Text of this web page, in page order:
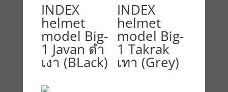
INDEX
helmet
model Big-
1 Javan ดำ
เงา (BLack)
INDEX
helmet
model Big-
1 Takrak
เทา (Grey)